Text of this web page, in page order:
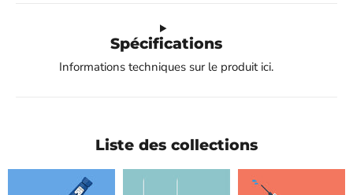
Spécifications
Informations techniques sur le produit ici.
Liste des collections